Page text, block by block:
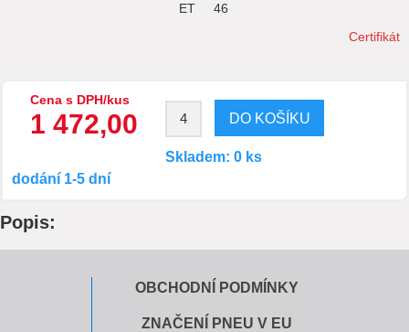
ET
46
Certifikát
Cena s DPH/kus
1 472,00
Skladem: 0 ks
dodání 1-5 dní
Popis:
OBCHODNÍ PODMÍNKY
ZNAČENÍ PNEU V EU